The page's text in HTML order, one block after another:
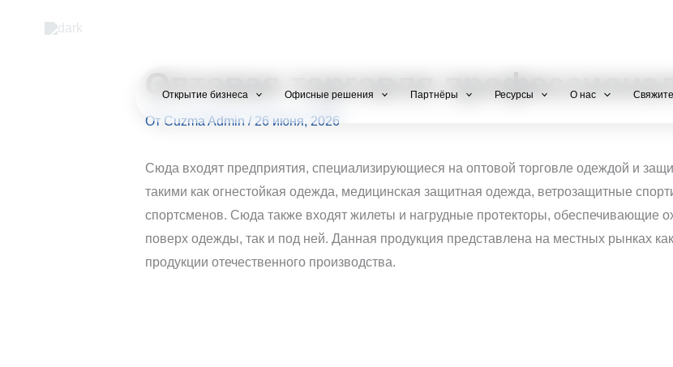
Открытие бизнеса Офисные решения Партнёры Ресурсы О нас
Оптовая торговля
От Cuzma Admin / 26 июня, 2026
Сюда входят предприятия, специализирующиеся на оптовой торговле одеждой и
такими как огнестойкая одежда, медицинская защитная одежда, ветрозащитные
спортсменов. Сюда также входят жилеты и нагрудные протекторы, обеспечивающие
поверх одежды, так и под ней. Данная продукция представлена на местных рынках
продукции отечественного производства.